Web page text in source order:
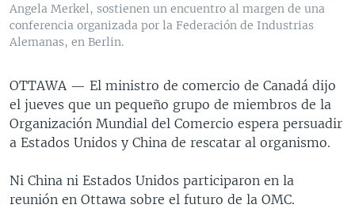
CIENCIA Y SALUD
VISIÓN 360
LAS CLAVES
AUDIONOTICIAS
BUENOS DÍAS AMÉRICA
EL MUNDO AL DÍA [RADIO]
FORO [RADIO]
DEPORTIVO INTERNACIONAL
NOTA ECONÓMICA
ENTRETENIMIENTO
DOCUMENTALES DE LA VOA
Learning English
SÍGANOS
Angela Merkel, sostienen un encuentro al margen de una
conferencia organizada por la Federación de Industrias
Alemanas, en Berlin.
OTTAWA — El ministro de comercio de Canadá dijo
el jueves que un pequeño grupo de miembros de la
Organización Mundial del Comercio espera persuadir
a Estados Unidos y China de rescatar al organismo.
Ni China ni Estados Unidos participaron en la
reunión en Ottawa sobre el futuro de la OMC.